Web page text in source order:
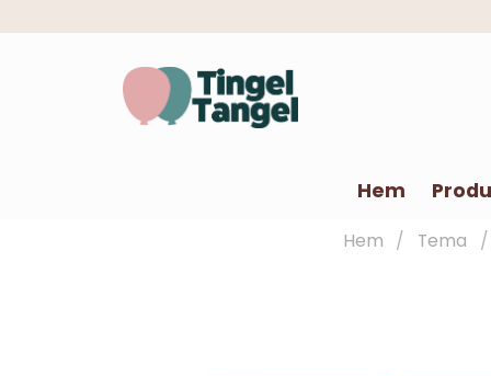
Hem
Hem Tema